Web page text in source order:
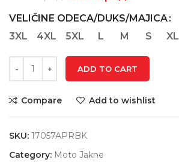
VELIČINE ODECA/DUKS/MAJICA
3XL
4XL 5XL L M S XL
ADD TO CART
Compare Add to wishlist
SKU: 17057APRBK
Category: Moto Jakne